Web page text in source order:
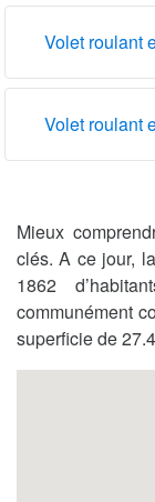
Volet roulant
Volet roulant
Mieux
clés. A ce jour,
1862
communément
superficie de